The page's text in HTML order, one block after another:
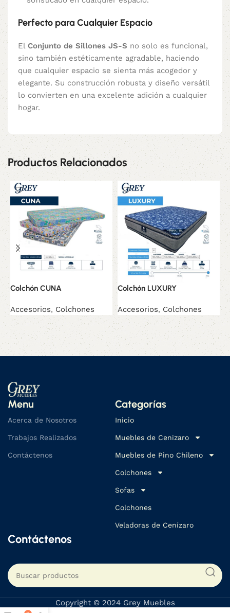
Perfecto para Cualquier Espacio
El Conjunto de Sillones JS-S no solo es funcional,
sino también estéticamente agradable, haciendo
que cualquier espacio se sienta más acogedor y
elegante. Su construcción robusta y diseño versátil
lo convierten en una excelente adición a cualquier
hogar.
Productos Relacionados
Colchón CUNA
Accesorios, Colchones
Colchón LUXURY
Accesorios, Colchones
Menu
Acerca de Nosotros
Trabajos Realizados
Contáctenos
Categorías
Inicio
Muebles de Cenizaro
Muebles de Pino Chileno
Colchones
Sofas
Colchones
Veladoras de Cenízaro
Contáctenos
Copyright © 2024 Grey Muebles